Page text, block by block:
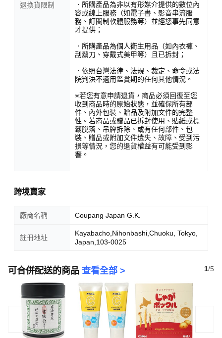
退換貨限制
．所購產品為非以有形媒介提供的數位內
容或線上服務（如電子書、影音串流服
務、訂閱制軟體服務等）並經您事先同意
才提供；
．所購產品為個人衛生用品（如內衣褲、
刮鬍刀、穿戴式美甲等）且已拆封；
．依照台灣法律、法規、裁定、命令或法
院判決不適用鑑賞期的任何其他情況。
※若您有意申請退貨，商品必須回復至您
收到商品時的原始狀態，並確保所有部
件、內外包裝、贈品及附加文件的完整
性。若商品或贈品已拆封使用、貼紙或標
籤脫落、吊牌拆除、或有任何部件、包
裝、贈品或附加文件遺失、故障、受到污
損等情況，您的退貨權益有可能受到影
響。
跨境賣家
廠商名稱 Coupang Japan G.K.
註冊地址
Kayabacho,Nihonbashi,Chuoku, Tokyo,
Japan,103-0025
可合併配送的商品 查看全部 > 1/5